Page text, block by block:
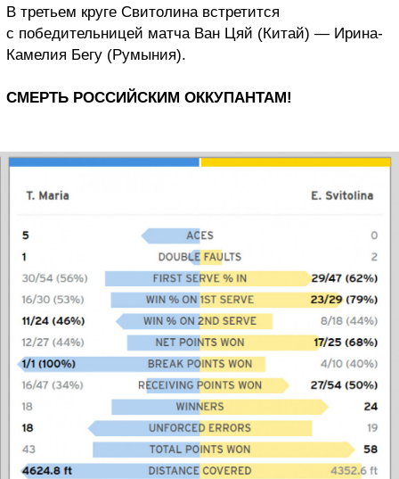
В третьем круге Свитолина встретится
с победительницей матча Ван Цяй (Китай) — Ирина-
Камелия Бегу (Румыния).
СМЕРТЬ РОССИЙСКИМ ОККУПАНТАМ!